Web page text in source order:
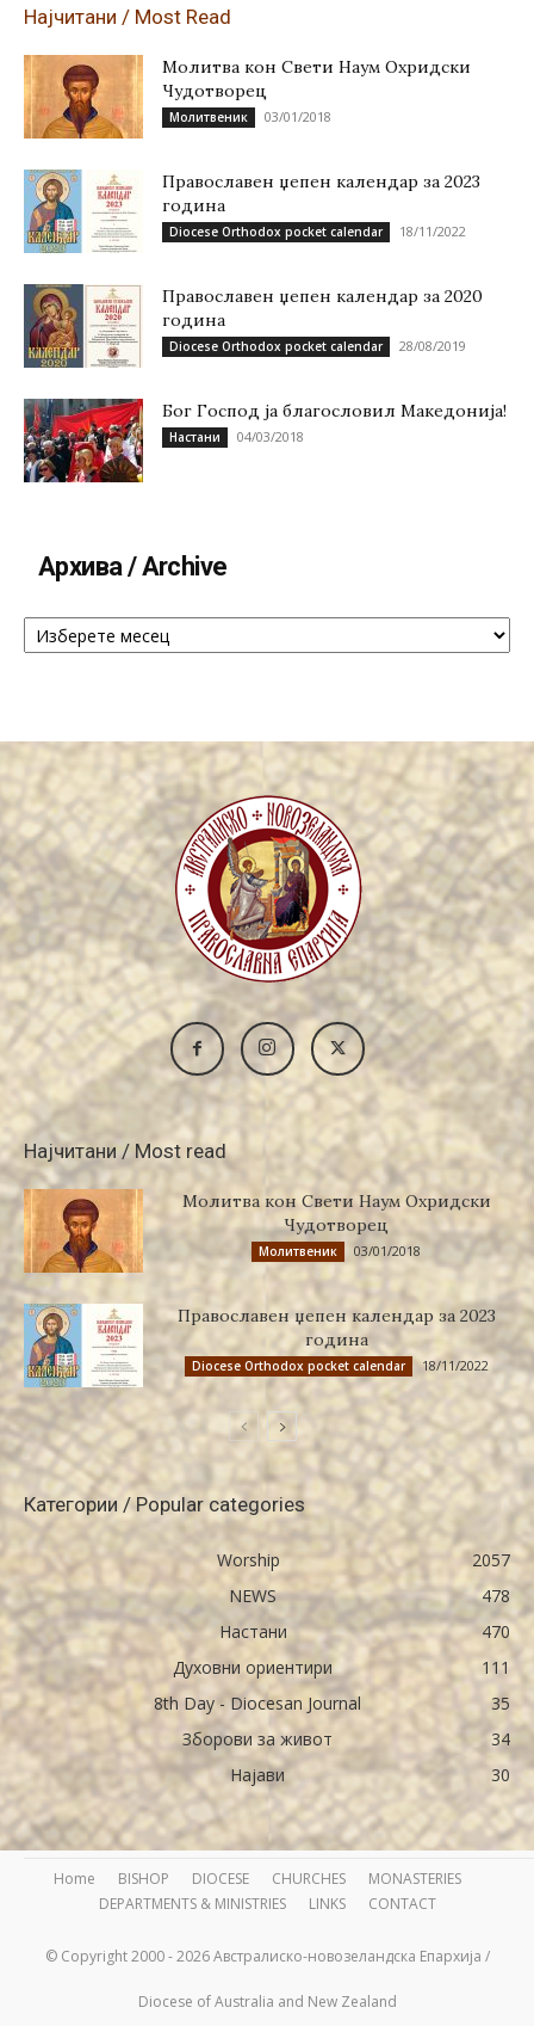
Најчитани / Most Read
Молитва кон Свети Наум Охридски
Чудотворец
Молитвеник 03/01/2018
Православен џепен календар за 2023
година
Diocese Orthodox pocket calendar 18/11/2022
Православен џепен календар за 2020
година
Diocese Orthodox pocket calendar 28/08/2019
Бог Господ ја благословил Македонија!
Настани 04/03/2018
Архива / Archive
Архива
Најчитани / Most read
Молитва кон Свети Наум Охридски
Чудотворец
Молитвеник 03/01/2018
Православен џепен календар за 2023
година
Diocese Orthodox pocket calendar 18/11/2022
Категории / Popular categories
Worship
2057
NEWS
478
Настани
470
Духовни ориентири
111
8th Day - Diocesan Journal
35
Зборови за живот
34
Најави
30
Home BISHOP DIOCESE CHURCHES
MONASTERIES
DEPARTMENTS & MINISTRIES
LINKS CONTACT
© Copyright 2000 - 2026 Австралиско-новозеландска Епархија /
Diocese of Australia and New Zealand